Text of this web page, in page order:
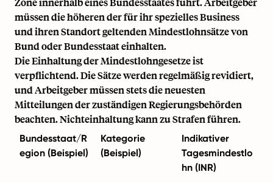
müssen die höheren der für ihr spezielles Business
und ihren Standort geltenden Mindestlohnsätze von
Bund oder Bundesstaat einhalten.
Die Einhaltung der Mindestlohngesetze ist
verpflichtend. Die Sätze werden regelmäßig revidiert,
und Arbeitgeber müssen stets die neuesten
Mitteilungen der zuständigen Regierungsbehörden
beachten. Nichteinhaltung kann zu Strafen führen.
Bundesstaat/R
egion (Beispiel)
Kategorie
(Beispiel)
Indikativer
Tagesmindestlo
hn (INR)